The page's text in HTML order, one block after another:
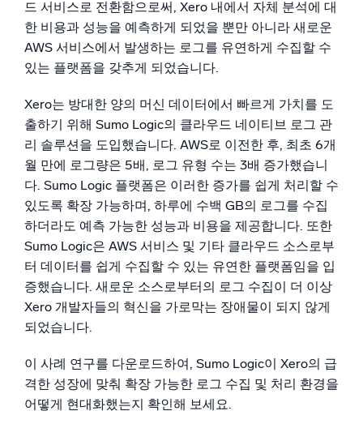
드 서비스로 전환함으로써, Xero 내에서 자체 분석에 대
한 비용과 성능을 예측하게 되었을 뿐만 아니라 새로운
AWS 서비스에서 발생하는 로그를 유연하게 수집할 수
있는 플랫폼을 갖추게 되었습니다.
Xero는 방대한 양의 머신 데이터에서 빠르게 가치를 도
출하기 위해 Sumo Logic의 클라우드 네이티브 로그 관
리 솔루션을 도입했습니다. AWS로 이전한 후, 최초 6개
월 만에 로그량은 5배, 로그 유형 수는 3배 증가했습니
다. Sumo Logic 플랫폼은 이러한 증가를 쉽게 처리할 수
있도록 확장 가능하며, 하루에 수백 GB의 로그를 수집
하더라도 예측 가능한 성능과 비용을 제공합니다. 또한
Sumo Logic은 AWS 서비스 및 기타 클라우드 소스로부
터 데이터를 쉽게 수집할 수 있는 유연한 플랫폼임을 입
증했습니다. 새로운 소스로부터의 로그 수집이 더 이상
Xero 개발자들의 혁신을 가로막는 장애물이 되지 않게
되었습니다.
이 사례 연구를 다운로드하여, Sumo Logic이 Xero의 급
격한 성장에 맞춰 확장 가능한 로그 수집 및 처리 환경을
어떻게 현대화했는지 확인해 보세요.